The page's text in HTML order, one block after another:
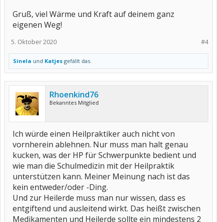
Gruß, viel Wärme und Kraft auf deinem ganz
eigenen Weg!
#4
5. Oktober 2020
Sinela und Katjes gefällt das.
Rhoenkind76
Bekanntes Mitglied
Ich würde einen Heilpraktiker auch nicht von
vornherein ablehnen. Nur muss man halt genau
kucken, was der HP für Schwerpunkte bedient und
wie man die Schulmedizin mit der Heilpraktik
unterstützen kann. Meiner Meinung nach ist das
kein entweder/oder -Ding.
Und zur Heilerde muss man nur wissen, dass es
entgiftend und ausleitend wirkt. Das heißt zwischen
Medikamenten und Heilerde sollte ein mindestens 2